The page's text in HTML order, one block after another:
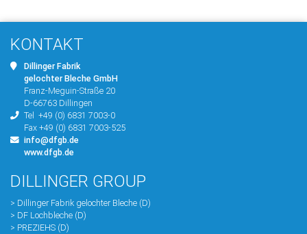
KONTAKT
Dillinger Fabrik
gelochter Bleche GmbH
Franz-Meguin-Straße 20
D-66763 Dillingen
Tel +49 (0) 6831 7003-0
Fax +49 (0) 6831 7003-525
info@dfgb.de
www.dfgb.de
DILLINGER GROUP
> Dillinger Fabrik gelochter Bleche (D)
> DF Lochbleche (D)
> PREZIEHS (D)